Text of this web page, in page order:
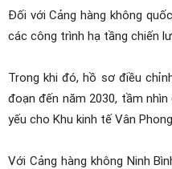
Đối với Cảng hàng không
các công trình hạ tầng chiến
Trong khi đó, hồ sơ điều
đoạn đến năm 2030, tầm
yếu cho Khu kinh tế Vân
Với Cảng hàng không Ninh